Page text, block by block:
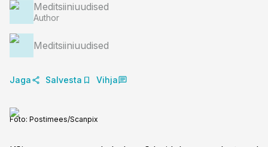
Meditsiiniuudised
Author
Meditsiiniuudised
Jaga Salvesta Vihja
Foto: Postimees/Scanpix